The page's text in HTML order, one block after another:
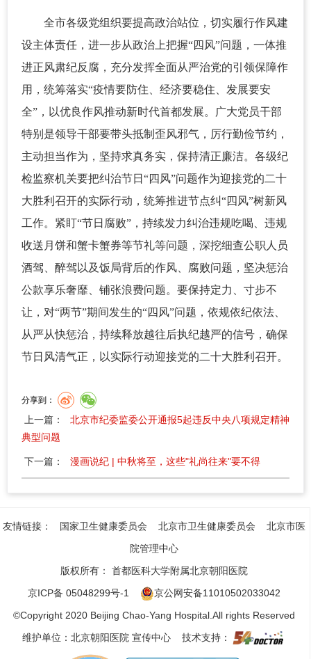
全市各级党组织要提高政治站位，切实履行作风建
设主体责任，进一步从政治上把握“四风”问题，一体推
进正风肃纪反腐，充分发挥全面从严治党的引领保障作
用，统筹落实“疫情要防住、经济要稳住、发展要安
全”，以优良作风推动新时代首都发展。广大党员干部
特别是领导干部要带头抵制歪风邪气，厉行勤俭节约，
主动担当作为，坚持求真务实，保持清正廉洁。各级纪
检监察机关要把纠治节日“四风”问题作为迎接党的二十
大胜利召开的实际行动，统筹推进节点纠“四风”树新风
工作。紧盯“节日腐败”，持续发力纠治违规吃喝、违规
收送月饼和蟹卡蟹券等节礼等问题，深挖细查公职人员
酒驾、醉驾以及饭局背后的作风、腐败问题，坚决惩治
公款享乐奢靡、铺张浪费问题。要保持定力、寸步不
让，对“两节”期间发生的“四风”问题，依规依纪依法、
从严从快惩治，持续释放越往后执纪越严的信号，确保
节日风清气正，以实际行动迎接党的二十大胜利召开。
分享到：
上一篇：
北京市纪委监委公开通报5起违反中央八项规定精神
典型问题
下一篇： 漫画说纪 | 中秋将至，这些"礼尚往来"要不得
友情链接： 国家卫生健康委员会 北京市卫生健康委员会
北京市医
院管理中心
版权所有： 首都医科大学附属北京朝阳医院
京ICP备 05048299号-1
京公网安备11010502033042
©Copyright 2020 Beijing Chao-Yang Hospital.All rights Reserved
维护单位：北京朝阳医院 宣传中心 技术支持：